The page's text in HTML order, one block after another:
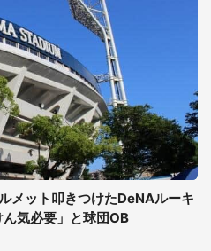
メット叩きつけたDeNAルーキ
気必要」と球団OB